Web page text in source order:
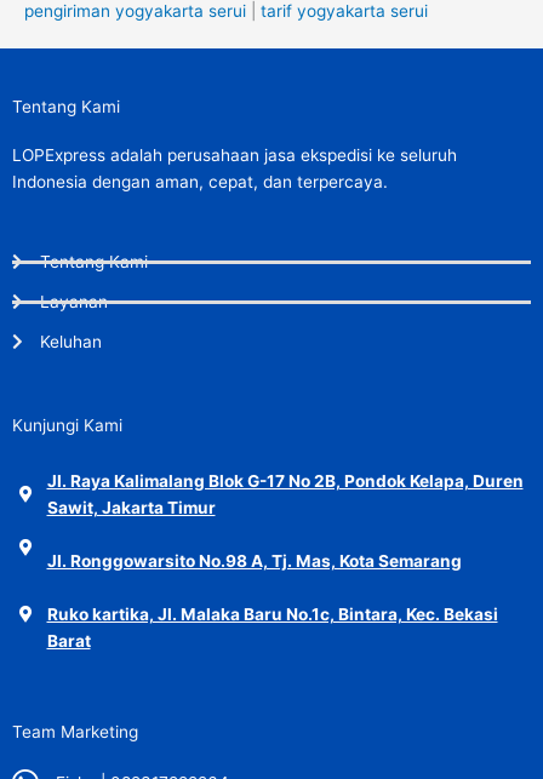
pengiriman yogyakarta serui
tarif yogyakarta serui
Tentang Kami
LOPExpress adalah perusahaan jasa ekspedisi ke seluruh
Indonesia dengan aman, cepat, dan terpercaya.
Tentang Kami
Layanan
Keluhan
Kunjungi Kami
Jl. Raya Kalimalang Blok G-17 No 2B, Pondok Kelapa, Duren
Sawit, Jakarta Timur
Jl. Ronggowarsito No.98 A, Tj. Mas, Kota Semarang
Ruko kartika, Jl. Malaka Baru No.1c, Bintara, Kec. Bekasi
Barat
Team Marketing